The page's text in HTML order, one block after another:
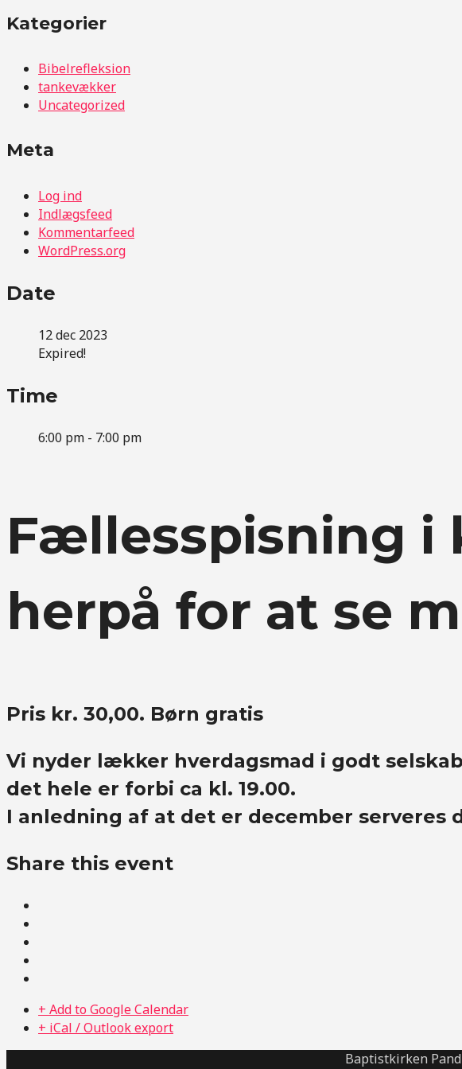
Kategorier
Bibelrefleksion
tankevækker
Uncategorized
Meta
Log ind
Indlægsfeed
Kommentarfeed
WordPress.org
Date
12 dec 2023
Expired!
Time
6:00 pm - 7:00 pm
Fællesspisning i
herpå for at se
Pris kr. 30,00. Børn gratis
Vi nyder lækker hverdagsmad i godt
det hele er forbi ca kl. 19.00.
I anledning af at det er december
Share this event
+ Add to Google Calendar
+ iCal / Outlook export
Baptistkirken